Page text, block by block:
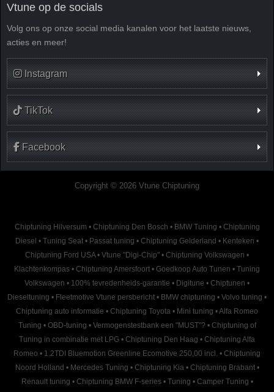
Vtune op de socials
Volg ons op onze social media kanalen voor het laatste nieuws,
acties en meer!
Instagram
TikTok
Facebook
Copyright © 2026 Vtune Chiptuning
Chiptuning Hilversum • Chiptuning Den Bosch • BMW Tuning • Chiptuning
Diesel • Tuning Seat • Passat tuning • Chiptuning Gelderland • Kenteken •
Chiptuning Ford USA • Vtune "Digi-Chip" • Chiptuning Volkswagen •
Klachtenkompas • Chiptuning Amersfoort • Goedkoop Auto Tunen • Tuning
Volkswagen • 100% tevredenheids-garantie • Digitune • Chiptunen •
Dieseltuning • Fleetmotive Vtune persbericht • BMW chiptuning • Volvo tuning •
Chiptuning auto informatie • Chiptuning Toyota • Mini tuning •Alfa Romeo
Tuning • OBD-tuning • Vermogenstestbank een "MUST"? • Chiptuning of
Tuning in combinatie met LPG • Chiptuning Den Haag • Chiptuning Alfa
Romeo • 1.2TDI Bluemotion Greenline Ecomotive 250,00 incl. • Chiptuning
Noord Holland • Mercedes Tuning • Chiptuning Kia • Chiptuning Brabant •
Renault tuning • Chiptuning BMW F-series • Tuning • Camper Tuning •